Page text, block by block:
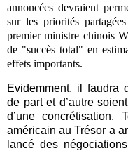
annoncées devraient
sur les priorités
premier ministre chinois
de "succès total" en
effets importants.
Evidemment, il faudra
de part et d’autre
d’une concrétisation.
américain au Trésor a
lancé des